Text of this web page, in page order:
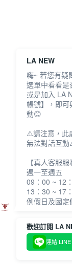
連結
LA NEW
嗨~ 若您有疑
選單中看看是
或是加入 LA
帳號】，即
動😊
⚠️請注意，此
無法對話互
【真人客服服
週一至週五
09：00 ~ 12
13：30 ~ 17
例假日及國